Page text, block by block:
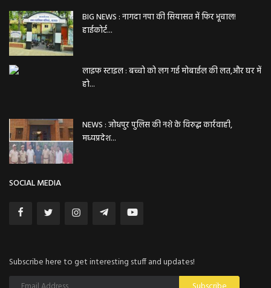
BIG NEWS : नागदा नपा की सियासत में फिर भूचाल!
हाईकोर्ट...
लाइफ स्टाइल : बच्चो को लग गई मोबाईल की लत,और घर में
हो...
NEWS : जोधपुर पुलिस की नशे के विरुद्ध कार्रवाही,
मध्यप्रदेश...
SOCIAL MEDIA
Subscribe here to get interesting stuff and updates!